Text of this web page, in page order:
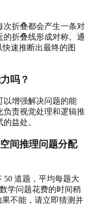
次折叠都会产生一条对
折叠线形成对称。通
速推断出最终的图
吗？
以增强解决问题的能
负责视觉处理和逻辑推
益处。
间推理问题分配
50 道题，平均每题大
学问题花费的时间稍
不能，请立即猜测并